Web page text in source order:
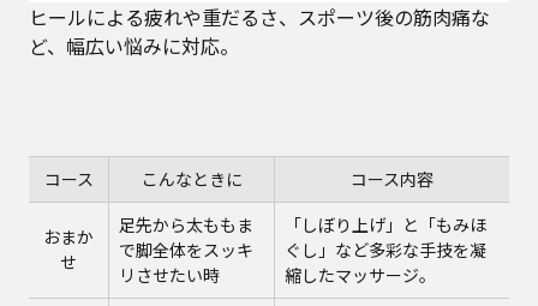
ヒールによる疲れや重だるさ、スポーツ後の筋肉痛な
ど、幅広い悩みに対応。
コース こんなときに コース内容
おまか
せ
足先から太ももま
で脚全体をスッキ
リさせたい時
「しぼり上げ」と「もみほ
ぐし」など多彩な手技を凝
縮したマッサージ。